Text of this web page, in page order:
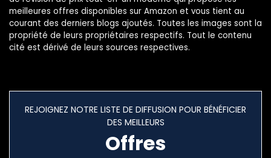
meilleures offres disponibles sur Amazon et vous tient au
courant des derniers blogs ajoutés. Toutes les images sont la
propriété de leurs propriétaires respectifs. Tout le contenu
cité est dérivé de leurs sources respectives.
REJOIGNEZ NOTRE LISTE DE DIFFUSION POUR BÉNÉFICIER
DES MEILLEURS
Offres